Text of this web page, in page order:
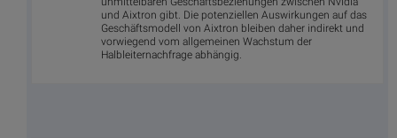
und Aixtron gibt. Die potenziellen Auswirkungen auf das
Geschäftsmodell von Aixtron bleiben daher indirekt und
vorwiegend vom allgemeinen Wachstum der
Halbleiternachfrage abhängig.